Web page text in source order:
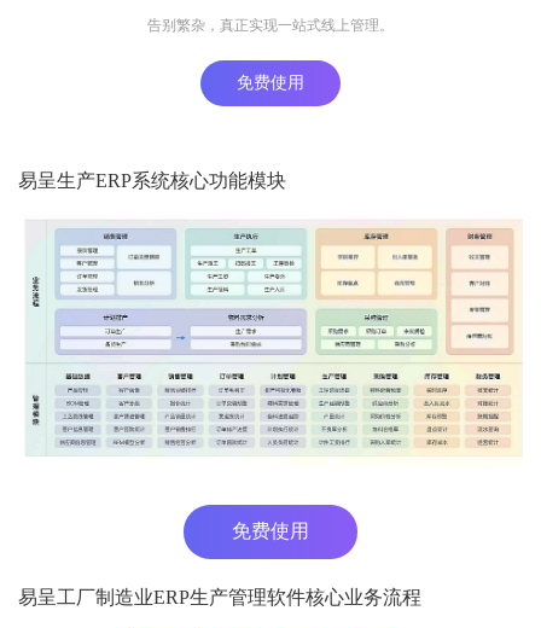
告别繁杂，真正实现一站式线上管理。
免费使用
易呈生产ERP系统核心功能模块
免费使用
易呈工厂制造业ERP生产管理软件核心业务流程